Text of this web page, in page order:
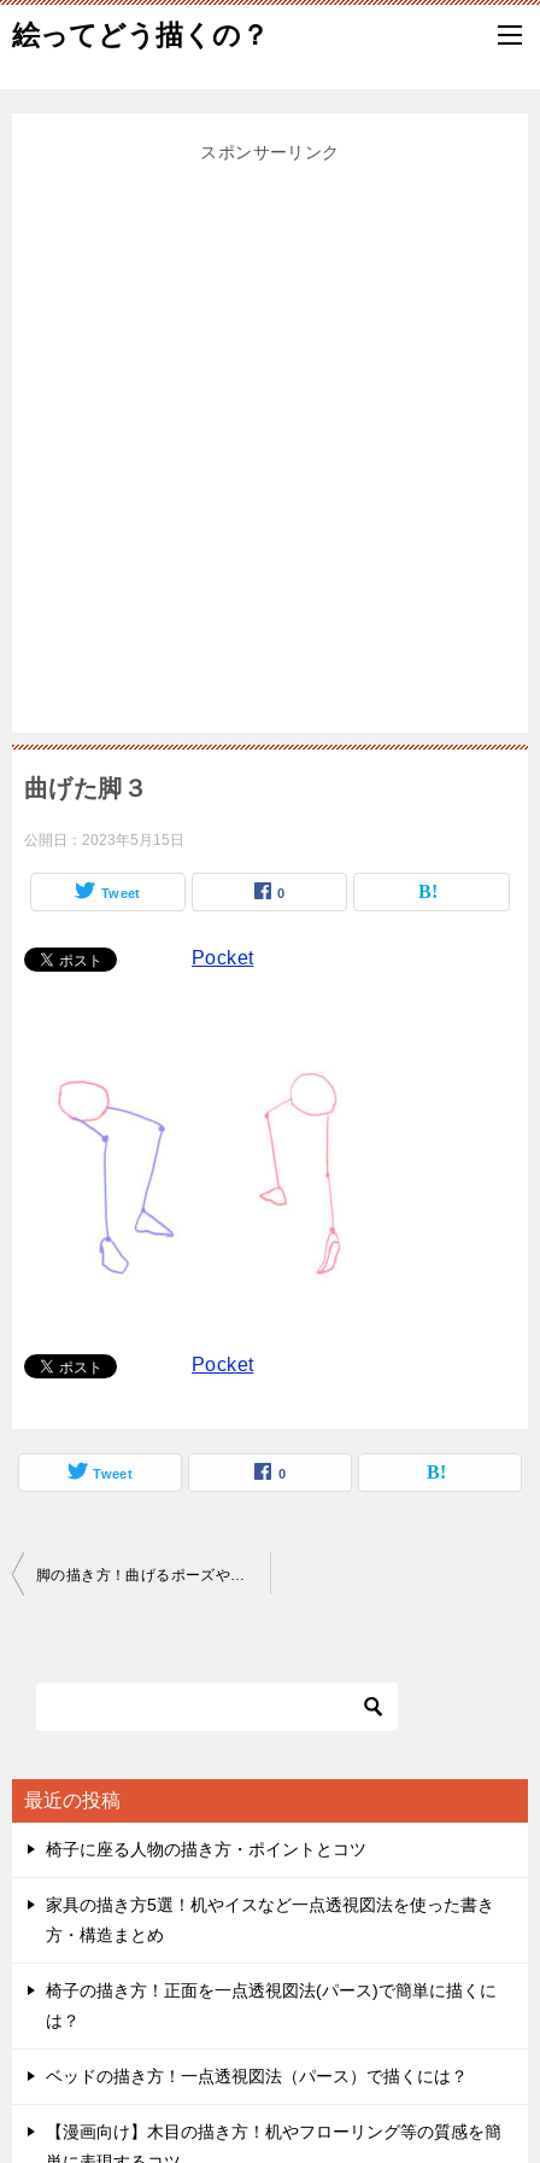
絵ってどう描くの？
スポンサーリンク
曲げた脚３
公開日： 2023年5月15日
Tweet 0
Pocket
Pocket
Tweet 0
投
シ
ョ
脚の描き方！曲げるポーズやアタリの取り方は？
最近の投稿
椅子に座る人物の描き方・ポイントとコツ
家具の描き方5選！机やイスなど一点透視図法を使った書き
方・構造まとめ
椅子の描き方！正面を一点透視図法(パース)で簡単に描くに
は？
ベッドの描き方！一点透視図法（パース）で描くには？
【漫画向け】木目の描き方！机やフローリング等の質感を簡